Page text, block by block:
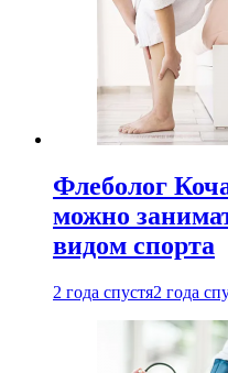
Флеболог
можно
видом спорта
2 года спустя2 года